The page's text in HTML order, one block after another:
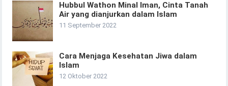
Hubbul Wathon Minal Iman, Cinta Tanah
Air yang dianjurkan dalam Islam
11 September 2022
Cara Menjaga Kesehatan Jiwa dalam
Islam
12 Oktober 2022